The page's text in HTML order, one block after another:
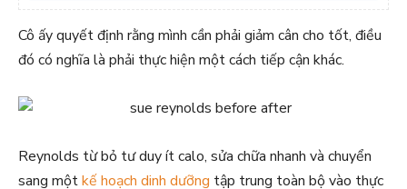
Cô ấy quyết định rằng mình cần phải giảm cân cho tốt, điều
đó có nghĩa là phải thực hiện một cách tiếp cận khác.
Reynolds từ bỏ tư duy ít calo, sửa chữa nhanh và chuyển
sang mộtkế hoạch dinh dưỡng tập trung toàn bộ vào thực